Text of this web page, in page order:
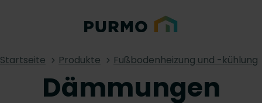
Startseite Produkte Fußbodenheizung und -kühlung
Dämmungen